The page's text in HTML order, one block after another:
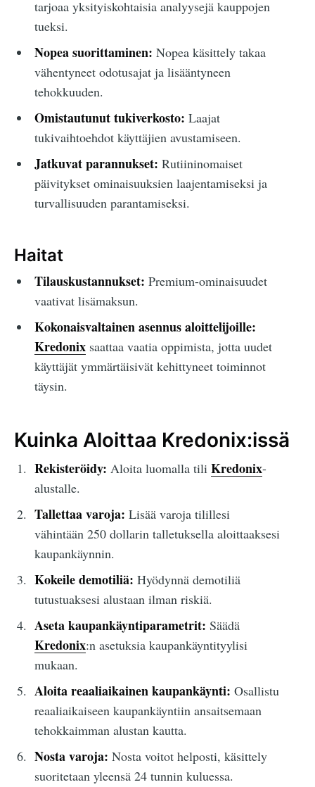
tarjoaa yksityiskohtaisia analyysejä kauppojen
tueksi.
Nopea suorittaminen: Nopea käsittely takaa
vähentyneet odotusajat ja lisääntyneen
tehokkuuden.
Omistautunut tukiverkosto: Laajat
tukivaihtoehdot käyttäjien avustamiseen.
Jatkuvat parannukset: Rutiininomaiset
päivitykset ominaisuuksien laajentamiseksi ja
turvallisuuden parantamiseksi.
Haitat
Tilauskustannukset: Premium-ominaisuudet
vaativat lisämaksun.
Kokonaisvaltainen asennus aloittelijoille:
Kredonixsaattaa vaatia oppimista, jotta uudet
käyttäjät ymmärtäisivät kehittyneet toiminnot
täysin.
Kuinka Aloittaa Kredonix:issä
Rekisteröidy: Aloita luomalla tili Kredonix-
alustalle.
Tallettaa varoja: Lisää varoja tilillesi
vähintään 250 dollarin talletuksella aloittaaksesi
kaupankäynnin.
Kokeile demotiliä: Hyödynnä demotiliä
tutustuaksesi alustaan ilman riskiä.
Aseta kaupankäyntiparametrit: Säädä
Kredonix:n asetuksia kaupankäyntityylisi
mukaan.
Aloita reaaliaikainen kaupankäynti: Osallistu
reaaliaikaiseen kaupankäyntiin ansaitsemaan
tehokkaimman alustan kautta.
Nosta varoja: Nosta voitot helposti, käsittely
suoritetaan yleensä 24 tunnin kuluessa.